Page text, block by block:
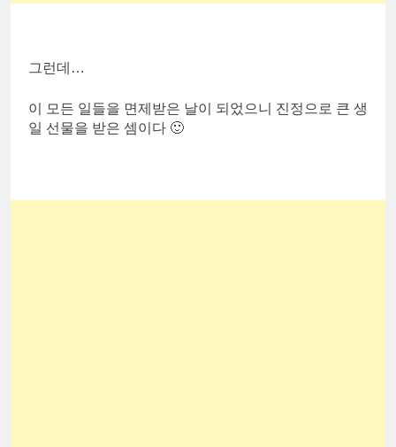
그런데…
이 모든 일들을 면제받은 날이 되었으니 진정으로 큰 생
일 선물을 받은 셈이다 🙂